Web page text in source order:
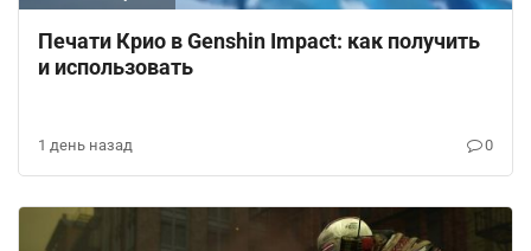
Печати Крио в Genshin Impact: как получить
и использовать
1 день назад 0